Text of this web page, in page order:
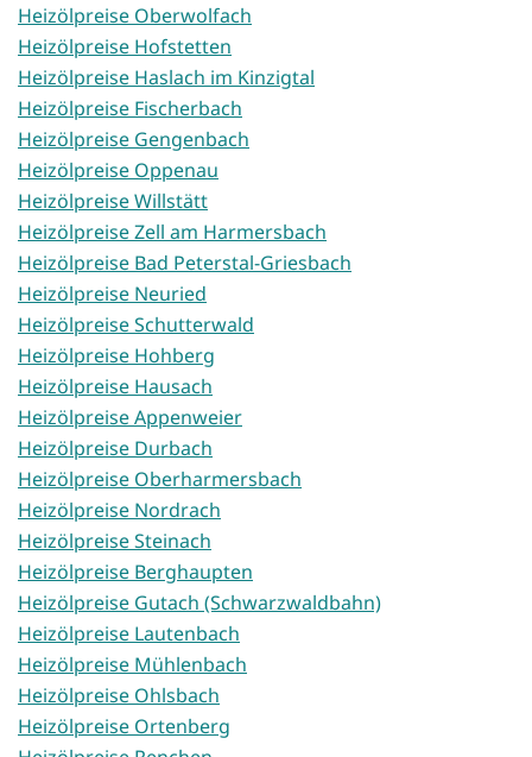
Heizölpreise Oberwolfach
Heizölpreise Hofstetten
Heizölpreise Haslach im Kinzigtal
Heizölpreise Fischerbach
Heizölpreise Gengenbach
Heizölpreise Oppenau
Heizölpreise Willstätt
Heizölpreise Zell am Harmersbach
Heizölpreise Bad Peterstal-Griesbach
Heizölpreise Neuried
Heizölpreise Schutterwald
Heizölpreise Hohberg
Heizölpreise Hausach
Heizölpreise Appenweier
Heizölpreise Durbach
Heizölpreise Oberharmersbach
Heizölpreise Nordrach
Heizölpreise Steinach
Heizölpreise Berghaupten
Heizölpreise Gutach (Schwarzwaldbahn)
Heizölpreise Lautenbach
Heizölpreise Mühlenbach
Heizölpreise Ohlsbach
Heizölpreise Ortenberg